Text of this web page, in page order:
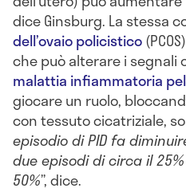
dice Ginsburg. La stessa
dell’ovaio policistico
che può alterare i segnali
malattia infiammatoria
giocare un ruolo,
con tessuto cicatriziale,
episodio di PID fa
due episodi di circa il
50%”, dice.